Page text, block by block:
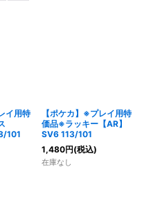
イ用特
101
【ポケカ】※プレイ用特
価品※ラッキー【AR】
SV6 113/101
1,480円(税込)
在庫なし